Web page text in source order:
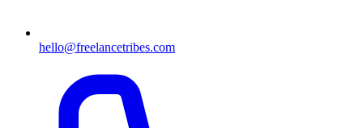
hello@freelancetribes.com